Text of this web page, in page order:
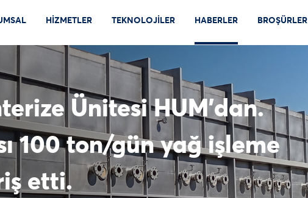
HİZMETLER TEKNOLOJİLER HABERLER BROŞÜRLER
Ünitesi HUM’dan.
100 ton/gün yağ işleme
etti.